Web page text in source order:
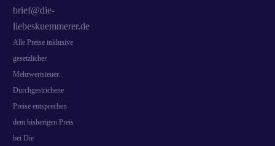
brief@die-
liebeskuemmerer.de
Alle Preise inklusive
gesetzlicher
Mehrwertsteuer.
Durchgestrichene
Preise entsprechen
dem bisherigen Preis
bei Die